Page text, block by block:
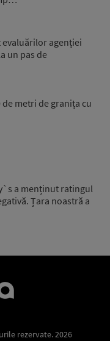
agenției
un pas de
metri de granița cu
a menținut ratingul
Țara noastră a
rezervate. 2026